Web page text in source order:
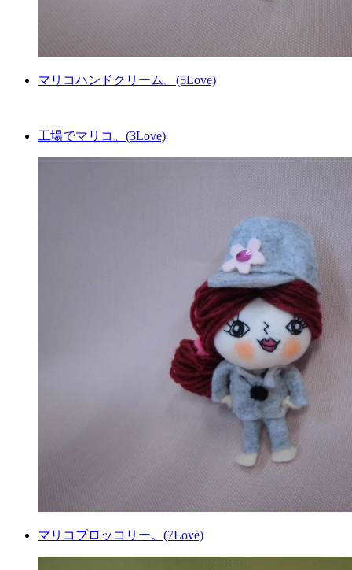
マリコハンドクリーム。(5Love)
工場でマリコ。(3Love)
マリコブロッコリー。(7Love)